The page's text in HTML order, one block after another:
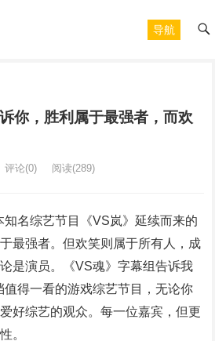
导航
你，胜利属于最强者，而欢
评论(0) 阅读(289)
知名综艺节目《VS岚》延续而来的
最强者。但欢笑则属于所有人，成
是演员。《VS魂》字幕组告诉我
得一看的游戏综艺节目，无论你
好综艺的观众。每一位嘉宾，但更
。